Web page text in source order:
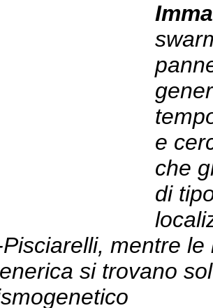
e
che
di
mentre
si trovano